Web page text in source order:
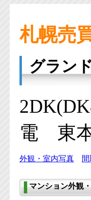
札幌売
グラン
電 東
外観・室内写真
マンション外観